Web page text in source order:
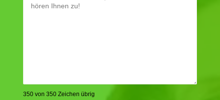
350 von 350 Zeichen übrig